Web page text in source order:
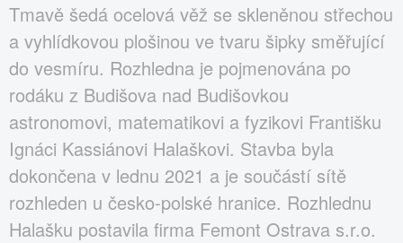
Tmavě šedá ocelová věž se skleněnou střechou
a vyhlídkovou plošinou ve tvaru šipky směřující
do vesmíru. Rozhledna je pojmenována po
rodáku z Budišova nad Budišovkou
astronomovi, matematikovi a fyzikovi Františku
Ignáci Kassiánovi Halaškovi. Stavba byla
dokončena v lednu 2021 a je součástí sítě
rozhleden u česko-polské hranice. Rozhlednu
Halašku postavila firma Femont Ostrava s.r.o.